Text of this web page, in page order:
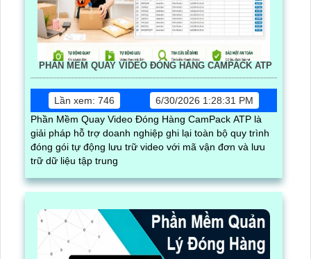
PHẦN MỀM QUAY VIDEO ĐÓNG HÀNG CAMPACK ATP
Lần xem: 746
6/30/2026 1:28:31 PM
Phần Mềm Quay Video Đóng Hàng CamPack ATP là
giải pháp hỗ trợ doanh nghiệp ghi lại toàn bộ quy trình
đóng gói tự động lưu trữ video với mã vận đơn và lưu
trữ dữ liệu tập trung